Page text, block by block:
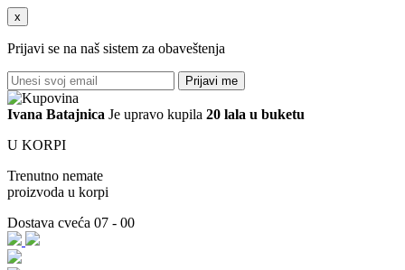
x
Prijavi se na naš sistem za obaveštenja
Prijavi me
Ivana Batajnica Je upravo kupila 20 lala u buketu
U KORPI
Trenutno nemate
proizvoda u korpi
Dostava cveća 07 - 00